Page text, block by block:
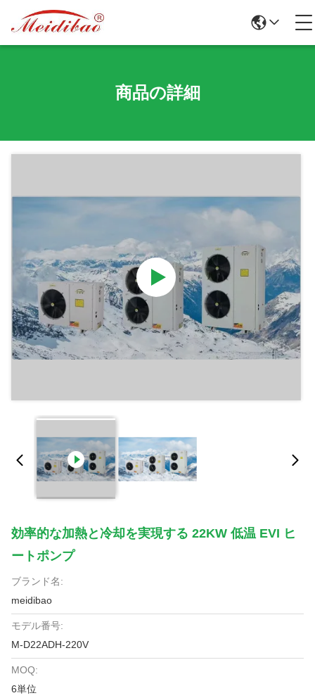
商品の詳細
効率的な加熱と冷却を実現する 22KW 低温 EVI ヒ
ートポンプ
ブランド名:
meidibao
モデル番号:
M-D22ADH-220V
MOQ:
6単位